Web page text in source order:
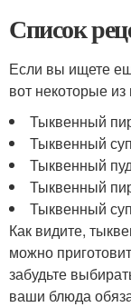
Список
Если вы ищете
вот некоторые
Тыквенный
Тыквенный
Тыквенный
Тыквенный
Тыквенный
Как видите,
можно
забудьте
ваши блюда